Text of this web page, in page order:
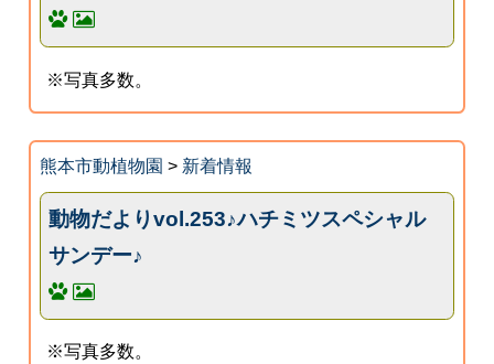
※写真多数。
熊本市動植物園 > 新着情報
動物だよりvol.253♪ハチミツスペシャル
サンデー♪
※写真多数。